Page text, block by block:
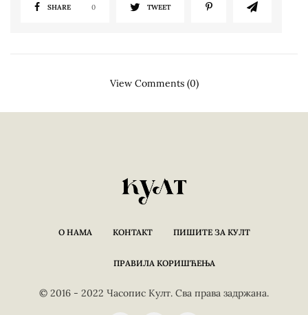
SHARE 0 TWEET
View Comments (0)
О НАМА КОНТАКТ ПИШИТЕ ЗА КУЛТ
ПРАВИЛА КОРИШЋЕЊА
© 2016 - 2022 Часопис Култ. Сва права задржана.